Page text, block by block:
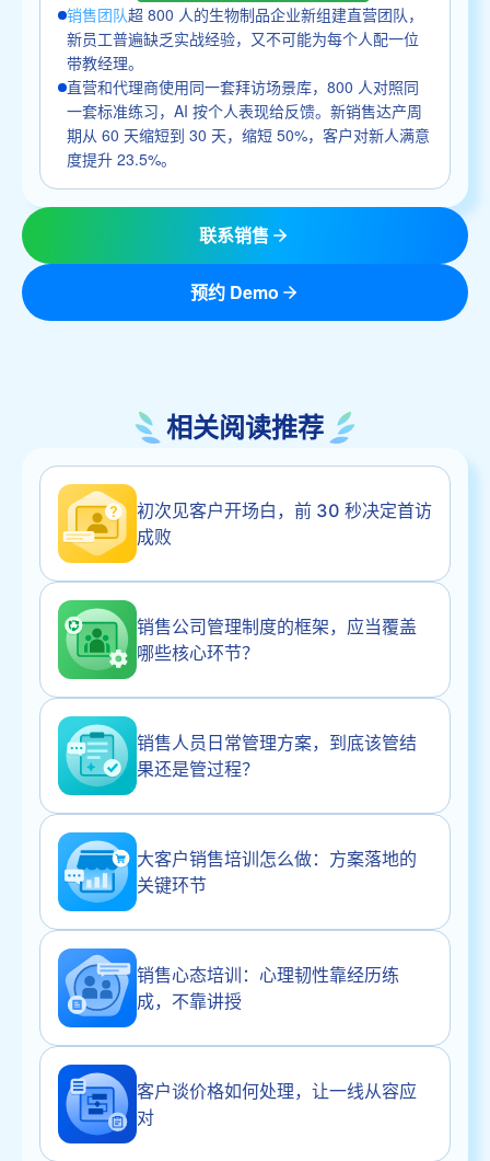
销售团队超 800 人的生物制品企业新组建直营团队，
新员工普遍缺乏实战经验，又不可能为每个人配一位
带教经理。
直营和代理商使用同一套拜访场景库，800 人对照同
一套标准练习，AI 按个人表现给反馈。新销售达产周
期从 60 天缩短到 30 天，缩短 50%，客户对新人满意
度提升 23.5%。
联系销售
预约 Demo
相关阅读推荐
初次见客户开场白，前 30 秒决定首访
成败
销售公司管理制度的框架，应当覆盖
哪些核心环节？
销售人员日常管理方案，到底该管结
果还是管过程？
大客户销售培训怎么做：方案落地的
关键环节
销售心态培训：心理韧性靠经历练
成，不靠讲授
客户谈价格如何处理，让一线从容应
对